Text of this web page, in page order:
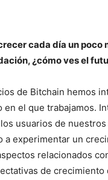
cada día un poco
¿cómo ves el
de Bitchain hemos
en el que trabajamos.
usuarios de
a experimentar un
relacionados
de crecimiento